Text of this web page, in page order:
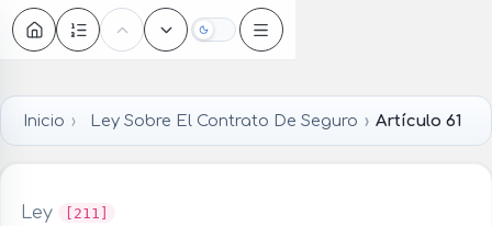
Oscuro
Inicio Ley Sobre El Contrato De Seguro Artículo 61
Ley [211]